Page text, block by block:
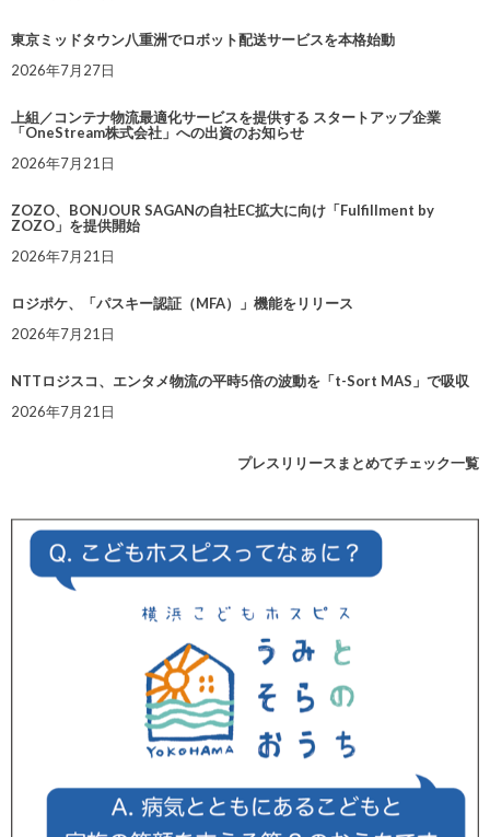
東京ミッドタウン八重洲でロボット配送サービスを本格始動
2026年7月27日
上組／コンテナ物流最適化サービスを提供する スタートアップ企業
「OneStream株式会社」への出資のお知らせ
2026年7月21日
ZOZO、BONJOUR SAGANの自社EC拡大に向け「Fulfillment by
ZOZO」を提供開始
2026年7月21日
ロジポケ、「パスキー認証（MFA）」機能をリリース
2026年7月21日
NTTロジスコ、エンタメ物流の平時5倍の波動を「t-Sort MAS」で吸収
2026年7月21日
プレスリリースまとめてチェック一覧